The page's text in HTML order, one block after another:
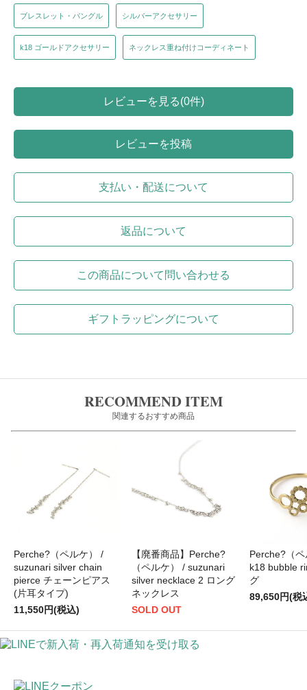
ブレスレット・バングル シルバーアクセサリー
k18 ゴールドアクセサリー ネックレス重ね付けコーディネート
レビューを見る(0件)
レビューを投稿
支払い・配送について
返品について
この商品について問い合わせる
ギフトラッピングについて
RECOMMEND ITEM
関連するおすすめ商品
Perche?（ペルケ） /
suzunari silver chain
pierce チェーンピアス
(片耳タイプ)
11,550円(税込)
【廃番商品】Perche?
（ペルケ） / suzunari
silver necklace 2 ロング
ネックレス
SOLD OUT
Perche?（
k18 bubble
グ
89,650円(税